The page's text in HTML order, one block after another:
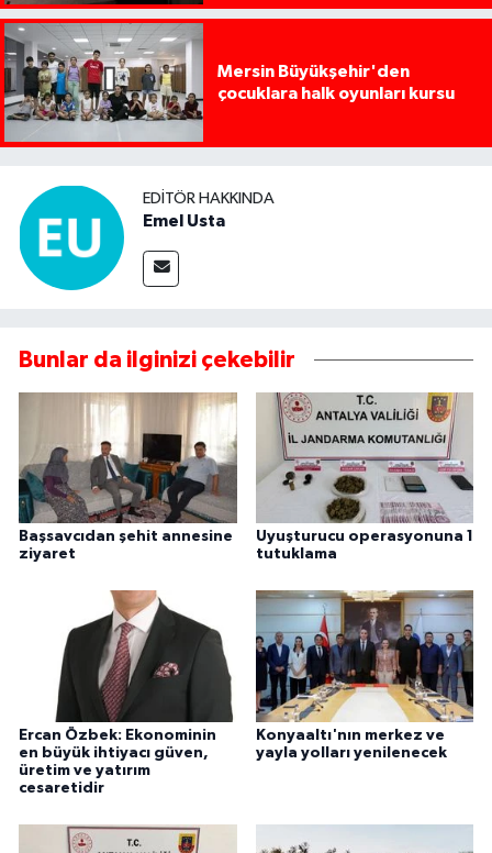
Mersin Büyükşehir'den
çocuklara halk oyunları kursu
EDITÖR HAKKINDA
Emel Usta
Bunlar da ilginizi çekebilir
Başsavcıdan şehit annesine
ziyaret
Uyuşturucu operasyonuna 1
tutuklama
Ercan Özbek: Ekonominin
en büyük ihtiyacı güven,
üretim ve yatırım
cesaretidir
Konyaaltı'nın merkez ve
yayla yolları yenilenecek